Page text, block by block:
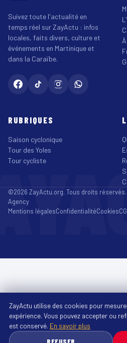
Suivez toute l'actualité en
temps réel sur ZayActu : infos
locales, faits divers, culture et
événements en Martinique et
dans la Caraïbe.
RUBRIQUES
Saison cyclonique
Tour des Yoles
Tour cycliste
©2026 ZayActu.org. Tous droits
Agency
Mentions légalesConfidentialitéCookies
ZayActu utilise des cookies pour
expérience. Vous pouvez accepter ou
est conservé. En savoir plus
REFUSER